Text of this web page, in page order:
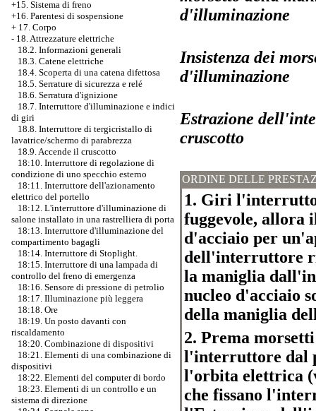
+15. Sistema di freno
+16. Parentesi di sospensione
+ 17. Corpo
- 18. Attrezzature elettriche
18.2. Informazioni generali
18.3. Catene elettriche
18.4. Scoperta di una catena difettosa
18.5. Serrature di sicurezza e relé
18.6. Serratura d'ignizione
18.7. Interruttore d'illuminazione e indici
di giri
18.8. Interruttore di tergicristallo di
lavatrice/schermo di parabrezza
18.9. Accende il cruscotto
18:10. Interruttore di regolazione di
condizione di uno specchio esterno
18:11. Interruttore dell'azionamento
elettrico del portello
18:12. L'interruttore d'illuminazione di
salone installato in una rastrelliera di porta
18:13. Interruttore d'illuminazione del
compartimento bagagli
18:14. Interruttore di Stoplight.
18:15. Interruttore di una lampada di
controllo del freno di emergenza
18:16. Sensore di pressione di petrolio
18:17. Illuminazione più leggera
18:18. Ore
18:19. Un posto davanti con
riscaldamento
18:20. Combinazione di dispositivi
18:21. Elementi di una combinazione di
dispositivi
18:22. Elementi del computer di bordo
18:23. Elementi di un controllo e un
sistema di direzione
d'illuminazione
Insistenza dei
d'illuminazione
Estrazione
cruscotto
ORDINE DELLE
1. Giri
fuggevole, allora
d'acciaio per
dell'interruttore
la maniglia
nucleo d'acciaio
della maniglia
2. Prema
l'interruttore dal
l'orbita elettrica
che fissano